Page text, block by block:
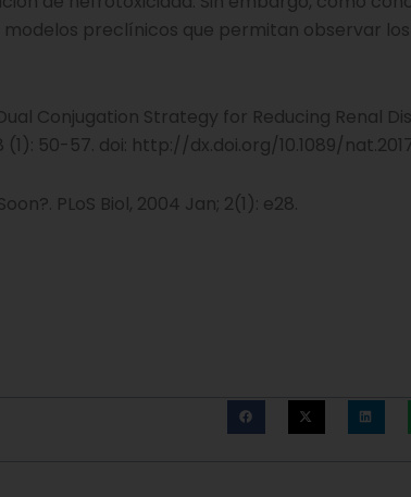
preclínicos que permitan observar
Conjugation Strategy for Reducing Renal
(1): 50-57. doi: http://dx.doi.org/10.1089/
PLoS Biol, 2004 Jan; 2(1): e28.